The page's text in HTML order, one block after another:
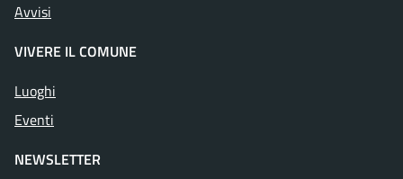
Avvisi
VIVERE IL COMUNE
Luoghi
Eventi
NEWSLETTER